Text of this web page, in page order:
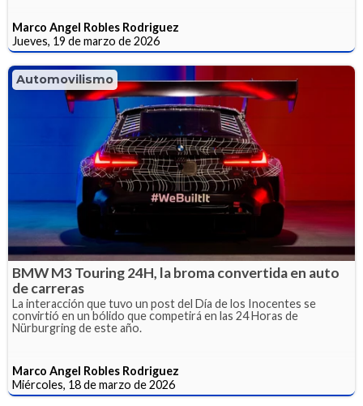
Marco Angel Robles Rodriguez
Jueves, 19 de marzo de 2026
Automovilismo
BMW M3 Touring 24H, la broma convertida en auto
de carreras
La interacción que tuvo un post del Día de los Inocentes se
convirtió en un bólido que competirá en las 24 Horas de
Nürburgring de este año.
Marco Angel Robles Rodriguez
Miércoles, 18 de marzo de 2026